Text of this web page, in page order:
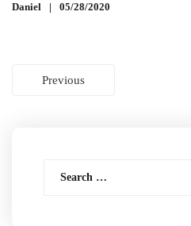
Daniel 05/28/2020
Navegación
Previous
for: